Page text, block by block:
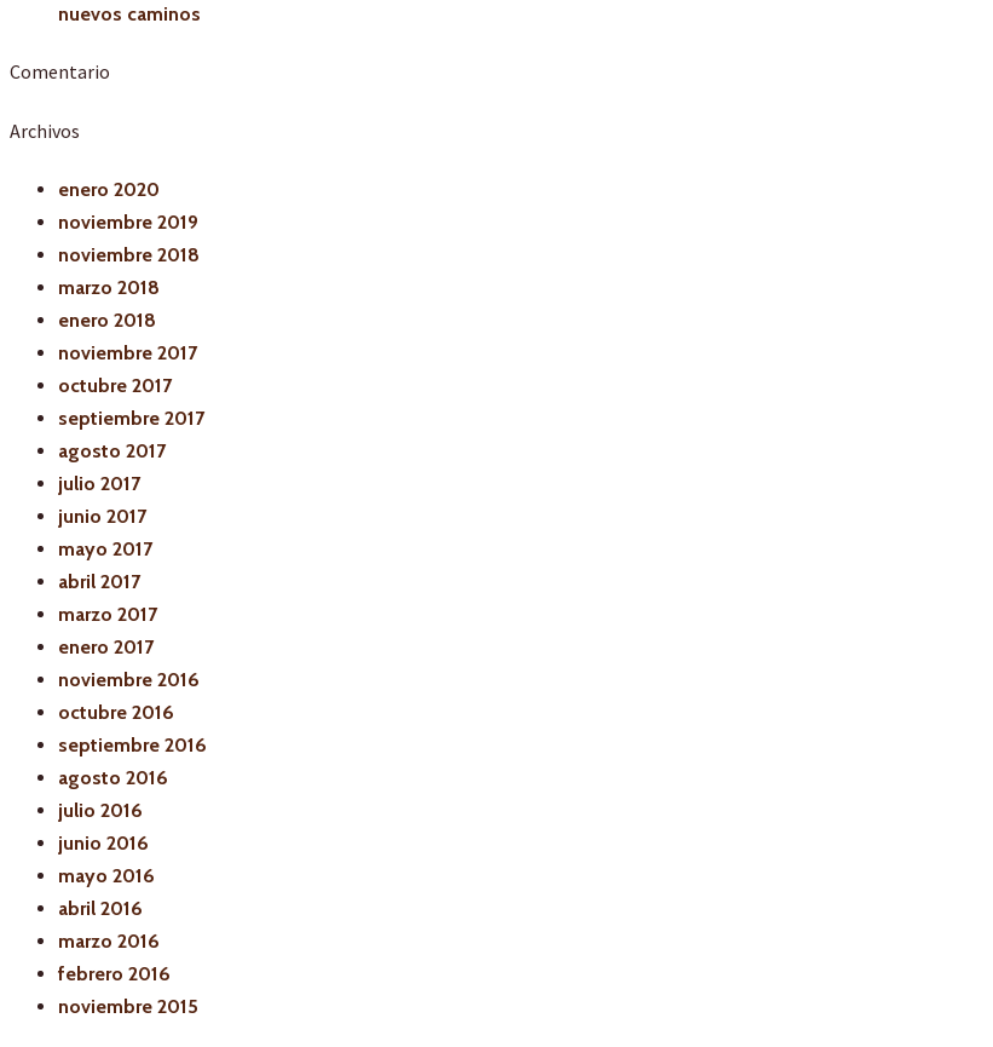
nuevos caminos
Comentario
Archivos
enero 2020
noviembre 2019
noviembre 2018
marzo 2018
enero 2018
noviembre 2017
octubre 2017
septiembre 2017
agosto 2017
julio 2017
junio 2017
mayo 2017
abril 2017
marzo 2017
enero 2017
noviembre 2016
octubre 2016
septiembre 2016
agosto 2016
julio 2016
junio 2016
mayo 2016
abril 2016
marzo 2016
febrero 2016
noviembre 2015